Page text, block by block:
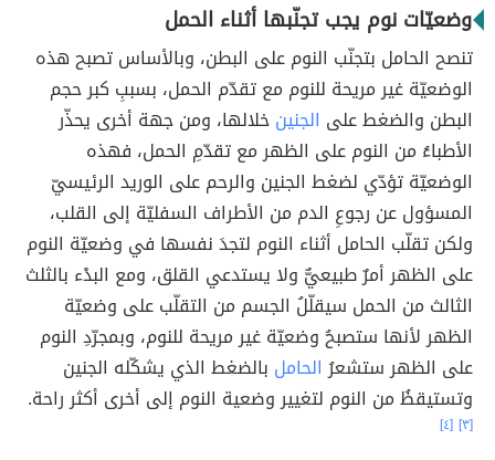
وضعيّات نوم يجب تجنّبها أثناء الحمل
تنصح الحامل بتجنّب النوم على البطن، وبالأساس تصبح هذه
الوضعيّة غير مريحة للنوم مع تقدّم الحمل، بسببِ كبر حجم
البطن والضغط على الجنينخلالها، ومن جهة أخرى يحذّر
الأطباءُ من النوم على الظهر مع تقدّمِ الحمل، فهذه
الوضعيّة تؤدّي لضغط الجنين والرحم على الوريد الرئيسيّ
المسؤول عن رجوعِ الدم من الأطراف السفليّة إلى القلب،
ولكن تقلّب الحامل أثناء النوم لتجدَ نفسها في وضعيّة النوم
على الظهر أمرٌ طبيعيٌّ ولا يستدعي القلق، ومع البدْء بالثلث
الثالث من الحمل سيقلّلُ الجسم من التقلّب على وضعيّة
الظهر لأنها ستصبحُ وضعيّة غير مريحة للنوم، وبمجرّدِ النوم
على الظهر ستشعرُالحامل بالضغط الذي يشكّله الجنين
وتستيقظُ من النوم لتغيير وضعية النوم إلى أخرى أكثر راحة.
[٣] [٤]